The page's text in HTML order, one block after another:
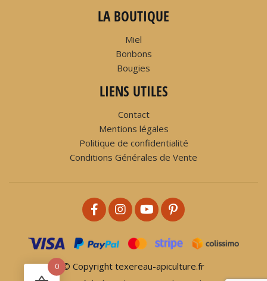
LA BOUTIQUE
Miel
Bonbons
Bougies
LIENS UTILES
Contact
Mentions légales
Politique de confidentialité
Conditions Générales de Vente
© Copyright texereau-apiculture.fr
0